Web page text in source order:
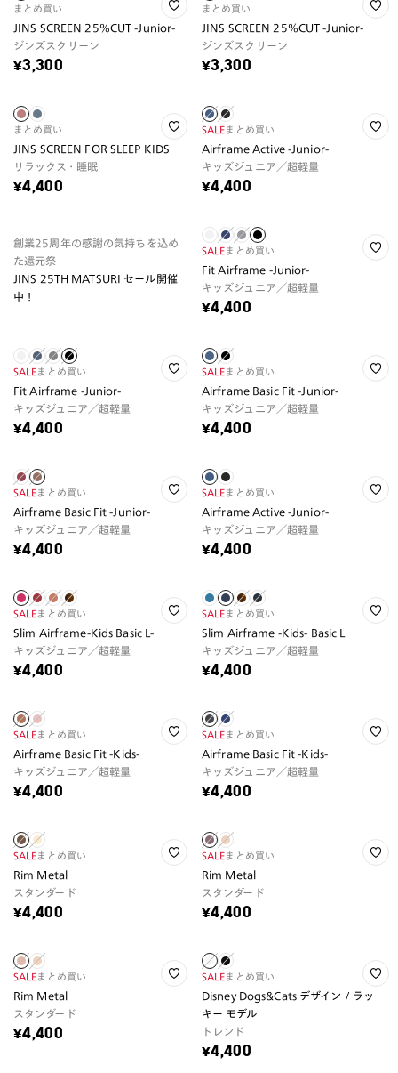
まとめ買い
JINS SCREEN 25%CUT -Junior-
ジンズスクリーン
¥3,300
まとめ買い
JINS SCREEN 25%CUT -Junior-
ジンズスクリーン
¥3,300
まとめ買い
JINS SCREEN FOR SLEEP KIDS
リラックス・睡眠
¥4,400
SALEまとめ買い
Airframe Active -Junior-
キッズジュニア／超軽量
¥4,400
創業25周年の感謝の気持ちを込め
た還元祭
JINS 25TH MATSURI セール開催
中！
SALEまとめ買い
Fit Airframe -Junior-
キッズジュニア／超軽量
¥4,400
SALEまとめ買い
Fit Airframe -Junior-
キッズジュニア／超軽量
¥4,400
SALEまとめ買い
Airframe Basic Fit -Junior-
キッズジュニア／超軽量
¥4,400
SALEまとめ買い
Airframe Basic Fit -Junior-
キッズジュニア／超軽量
¥4,400
SALEまとめ買い
Airframe Active -Junior-
キッズジュニア／超軽量
¥4,400
SALEまとめ買い
Slim Airframe-Kids Basic L-
キッズジュニア／超軽量
¥4,400
SALEまとめ買い
Slim Airframe -Kids- Basic L
キッズジュニア／超軽量
¥4,400
SALEまとめ買い
Airframe Basic Fit -Kids-
キッズジュニア／超軽量
¥4,400
SALEまとめ買い
Airframe Basic Fit -Kids-
キッズジュニア／超軽量
¥4,400
SALEまとめ買い
Rim Metal
スタンダード
¥4,400
SALEまとめ買い
Rim Metal
スタンダード
¥4,400
SALEまとめ買い
Rim Metal
スタンダード
¥4,400
SALEまとめ買い
Disney Dogs&Cats デザイン / ラッ
キー モデル
トレンド
¥4,400